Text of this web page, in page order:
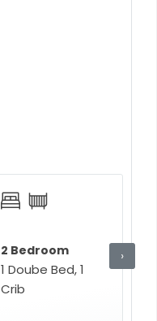
2 Bedroom
1 Doube Bed, 1
Crib
›